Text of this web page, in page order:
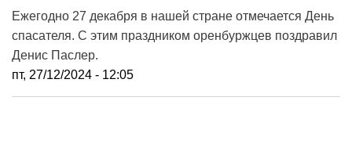
Ежегодно 27 декабря в нашей стране отмечается День
спасателя. С этим праздником оренбуржцев поздравил
Денис Паслер.
пт, 27/12/2024 - 12:05